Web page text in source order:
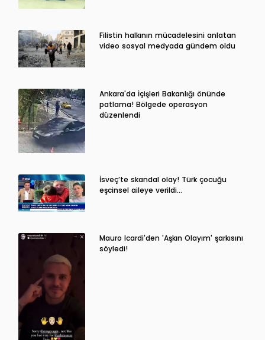
Filistin halkının mücadelesini anlatan
video sosyal medyada gündem oldu
Ankara'da İçişleri Bakanlığı önünde
patlama! Bölgede operasyon
düzenlendi
İsveç’te skandal olay! Türk çocuğu
eşcinsel aileye verildi…
Mauro Icardi'den 'Aşkın Olayım' şarkısını
söyledi!